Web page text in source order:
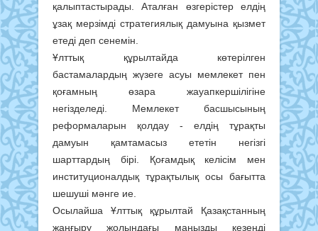
қалыптастырады. Аталған өзгерістер елдің
ұзақ мерзімді стратегиялық дамуына қызмет
етеді деп сенемін.
Ұлттық құрылтайда көтерілген
бастамалардың жүзеге асуы мемлекет пен
қоғамның өзара жауапкершілігіне
негізделеді. Мемлекет басшысының
реформаларын қолдау - елдің тұрақты
дамуын қамтамасыз ететін негізгі
шарттардың бірі. Қоғамдық келісім мен
институционалдық тұрақтылық осы бағытта
шешуші мәнге ие.
Осылайша Ұлттық құрылтай Қазақстанның
жаңғыру жолындағы маңызды кезеңді